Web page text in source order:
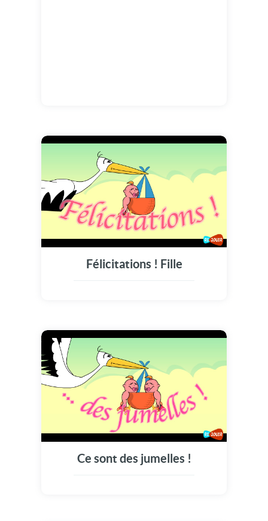
Félicitations ! Fille
Ce sont des jumelles !